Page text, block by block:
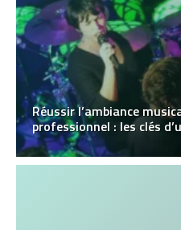
Réussir l’ambiance
professionnel : les clés